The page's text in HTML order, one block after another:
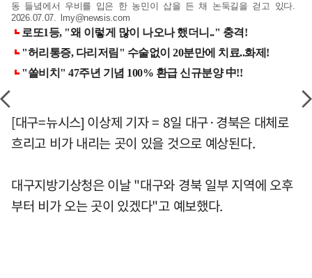
동 들녘에서 우비를 입은 한 농민이 삽을 든 채 논둑길을 걷고 있다.
2026.07.07.
lmy@newsis.com
[대구=뉴시스] 이상제 기자 = 8일 대구·경북은 대체로
흐리고 비가 내리는 곳이 있을 것으로 예상된다.
대구지방기상청은 이날 "대구와 경북 일부 지역에 오후
부터 비가 오는 곳이 있겠다"고 예보했다.